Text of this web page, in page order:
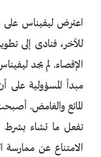
اعترض ليفيناس على
للآخر، فنادى إلى
الإقصاء. لم يجد
مبدأ المسؤولية على
المائع والغامض. أصبحت
تفعل ما تشاء بشرط
الامتناع عن